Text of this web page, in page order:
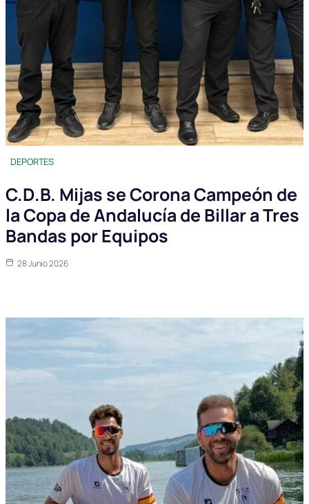
DEPORTES
C.D.B. Mijas se Corona Campeón de
la Copa de Andalucía de Billar a Tres
Bandas por Equipos
28 Junio 2026